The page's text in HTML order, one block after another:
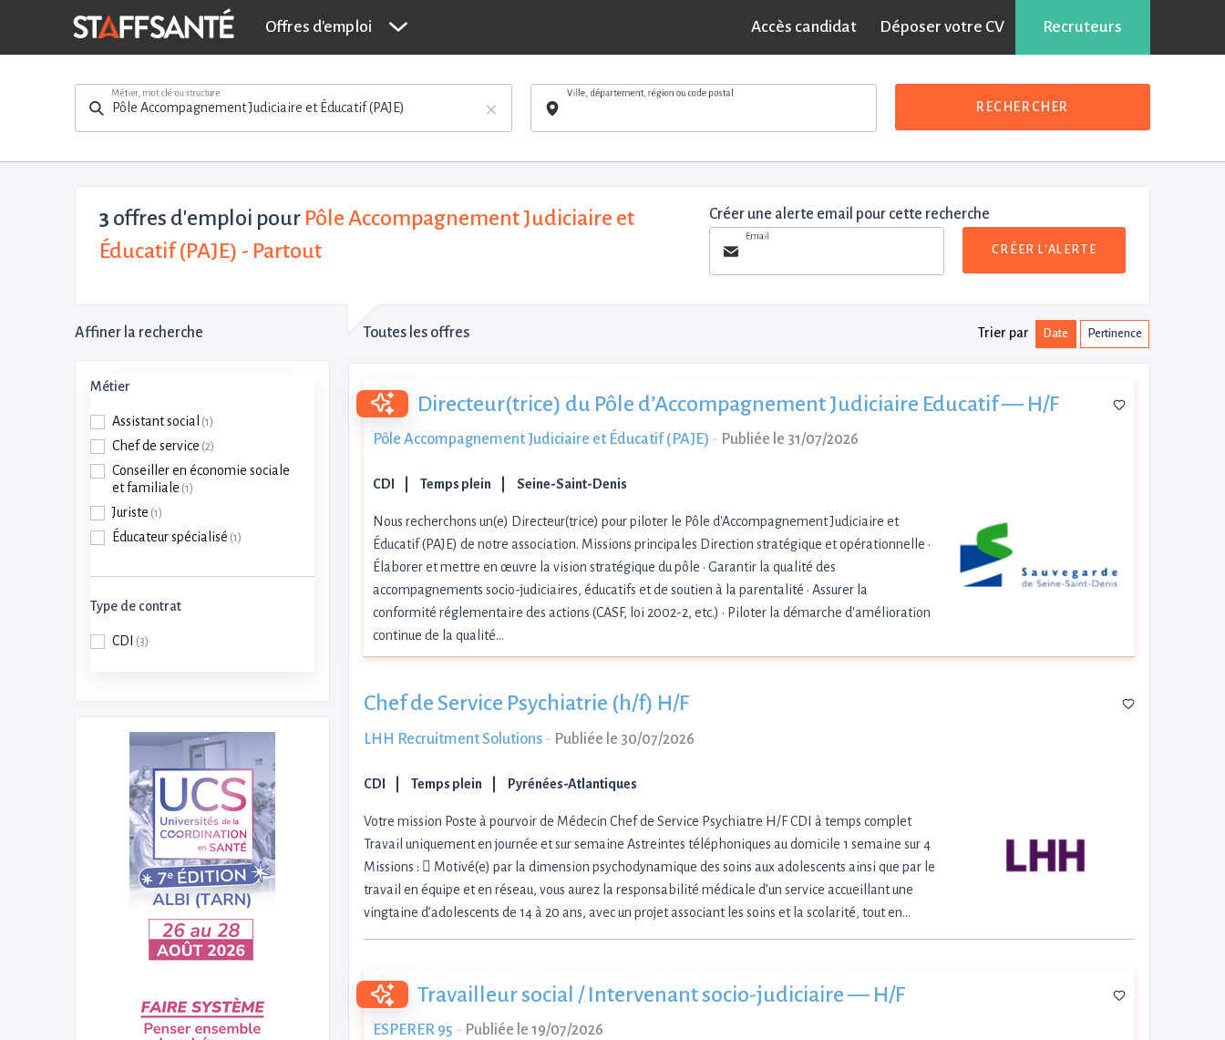
Offres d'emploi Accès candidat Déposer votre CV Recruteurs
×
Métier, mot clé ou structure Ville, département, région ou code postal
RECHERCHER
3 offres d'emploi pour Pôle Accompagnement Judiciaire et
Éducatif (PAJE) - Partout
Créer une alerte email pour cette recherche
Email
CRÉER L'ALERTE
Affiner la recherche
Métier
Assistant social (1)
Chef de service (2)
Conseiller en économie sociale
et familiale (1)
Juriste (1)
Éducateur spécialisé (1)
Type de contrat
CDI (3)
Toutes les offres Trier par Date Pertinence
Directeur(trice) du Pôle d’Accompagnement Judiciaire Educatif — H/F
Pôle Accompagnement Judiciaire et Éducatif (PAJE) - Publiée le 31/07/2026
CDI Temps plein Seine-Saint-Denis
Nous recherchons un(e) Directeur(trice) pour piloter le Pôle d'Accompagnement Judiciaire et
Éducatif (PAJE) de notre association. Missions principales Direction stratégique et opérationnelle •
Élaborer et mettre en œuvre la vision stratégique du pôle • Garantir la qualité des
accompagnements socio-judiciaires, éducatifs et de soutien à la parentalité • Assurer la
conformité réglementaire des actions (CASF, loi 2002-2, etc.) • Piloter la démarche d'amélioration
continue de la qualité…
Chef de Service Psychiatrie (h/f) H/F
LHH Recruitment Solutions - Publiée le 30/07/2026
CDI Temps plein Pyrénées-Atlantiques
Votre mission Poste à pourvoir de Médecin Chef de Service Psychiatre H/F CDI à temps complet
Travail uniquement en journée et sur semaine Astreintes téléphoniques au domicile 1 semaine sur 4
Missions :  Motivé(e) par la dimension psychodynamique des soins aux adolescents ainsi que par le
travail en équipe et en réseau, vous aurez la responsabilité médicale d’un service accueillant une
vingtaine d’adolescents de 14 à 20 ans, avec un projet associant les soins et la scolarité, tout en…
Travailleur social / Intervenant socio-judiciaire — H/F
ESPERER 95 - Publiée le 19/07/2026